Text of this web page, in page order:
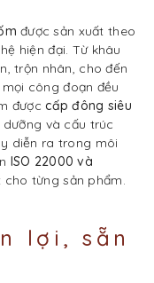
được sản xuất theo
hiện đại. Từ khâu
trộn nhân, cho đến
công đoạn đều
đượccấp đông siêu
và cấu trúc
diễn ra trong môi
ISO 22000 và
từng sản phẩm.
lợi, sẵn